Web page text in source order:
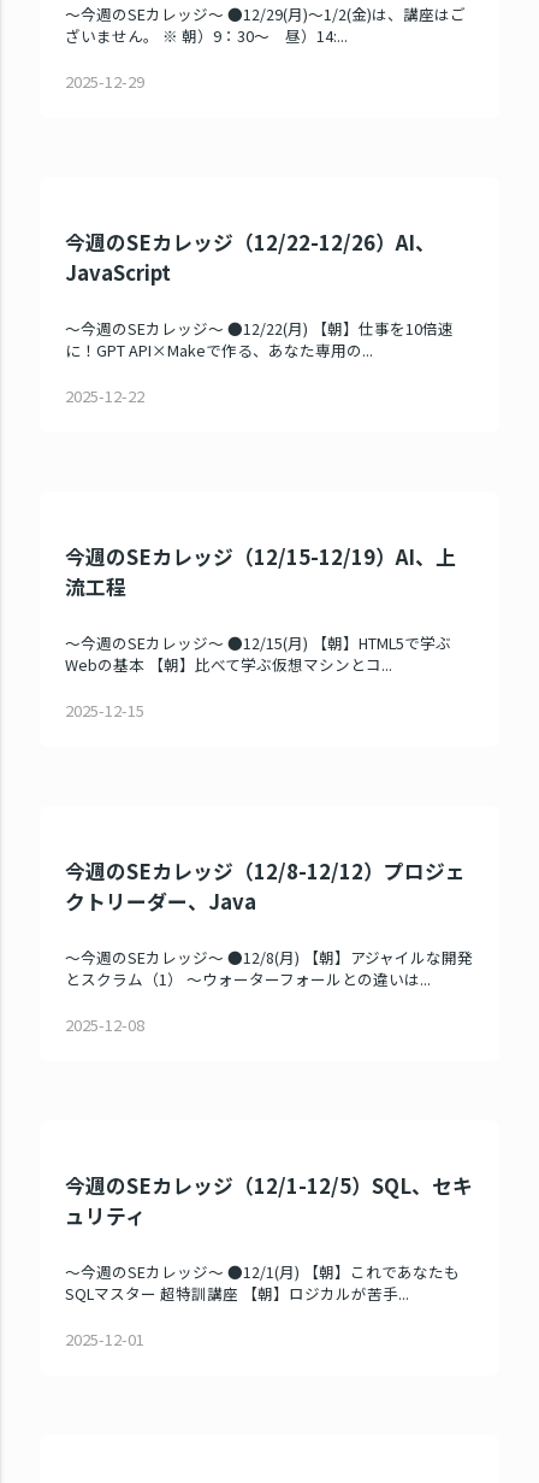
～今週のSEカレッジ～ ●12/29(月)～1/2(金)は、講座はご
ざいません。 ※ 朝）9：30～ 昼）14:...
2025-12-29
今週のSEカレッジ（12/22-12/26）AI、
JavaScript
～今週のSEカレッジ～ ●12/22(月) 【朝】仕事を10倍速
に！GPT API×Makeで作る、あなた専用の...
2025-12-22
今週のSEカレッジ（12/15-12/19）AI、上
流工程
～今週のSEカレッジ～ ●12/15(月) 【朝】HTML5で学ぶ
Webの基本 【朝】比べて学ぶ仮想マシンとコ...
2025-12-15
今週のSEカレッジ（12/8-12/12）プロジェ
クトリーダー、Java
～今週のSEカレッジ～ ●12/8(月) 【朝】アジャイルな開発
とスクラム（1） ～ウォーターフォールとの違いは...
2025-12-08
今週のSEカレッジ（12/1-12/5）SQL、セキ
ュリティ
～今週のSEカレッジ～ ●12/1(月) 【朝】これであなたも
SQLマスター 超特訓講座 【朝】ロジカルが苦手...
2025-12-01